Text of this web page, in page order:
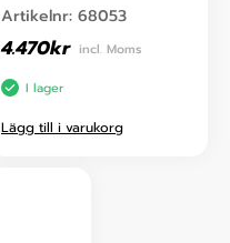
Artikelnr: 68053
4.470kr incl. Moms
I lager
Lägg till i varukorg